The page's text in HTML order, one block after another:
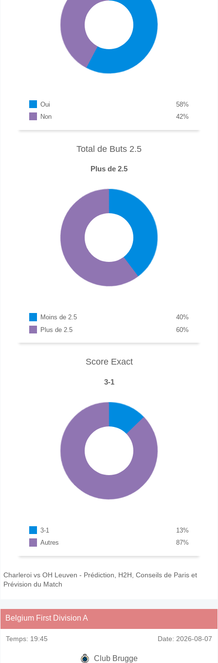
Oui %
58
Non
%
42
Total de Buts 2.5
Plus de 2.5
Moins de 2.5 %
40
Plus de 2.5
%
60
Score Exact
3-1
3-1 %
13
Autres
%
87
Charleroi vs OH Leuven - Prédiction, H2H, Conseils de Paris et
Prévision du Match
Belgium First Division A
Temps: 19:45 Date: 2026-08-07
Club Brugge